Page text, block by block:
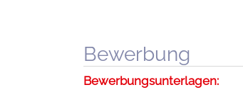
Bewerbung
Bewerbungsunterlagen: